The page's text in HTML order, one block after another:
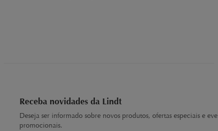
Receba novidades da Lindt
Deseja ser informado sobre novos produtos, ofertas especiais e
promocionais.